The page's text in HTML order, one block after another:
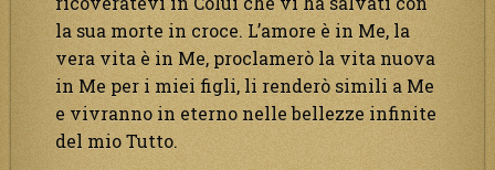
la sua morte in croce. L’amore è in Me, la
vera vita è in Me, proclamerò la vita nuova
in Me per i miei figli, li renderò simili a Me
e vivranno in eterno nelle bellezze infinite
del mio Tutto.